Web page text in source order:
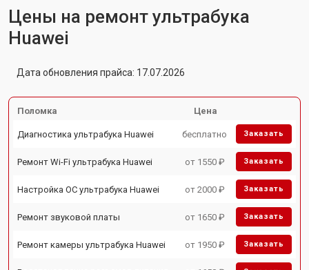
Цены на ремонт ультрабука
Huawei
Дата обновления прайса: 17.07.2026
Поломка Цена
Диагностика ультрабука Huawei бесплатно Заказать
Ремонт Wi-Fi ультрабука Huawei от 1550 ₽ Заказать
Настройка ОС ультрабука Huawei от 2000 ₽ Заказать
Ремонт звуковой платы от 1650 ₽ Заказать
Ремонт камеры ультрабука Huawei от 1950 ₽ Заказать